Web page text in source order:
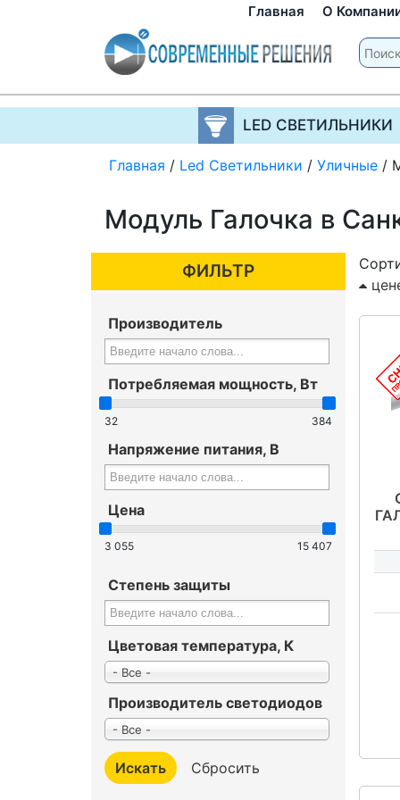
Главная О
LED СВЕТИЛЬНИКИ
Главная / Led Светильники / Уличные /
Модуль Галочка в
ФИЛЬТР
Производитель
Потребляемая мощность, Вт
32 384
Напряжение питания, В
Цена
3 055 15 407
Степень защиты
Цветовая температура, К
- Все -
Производитель светодиодов
- Все -